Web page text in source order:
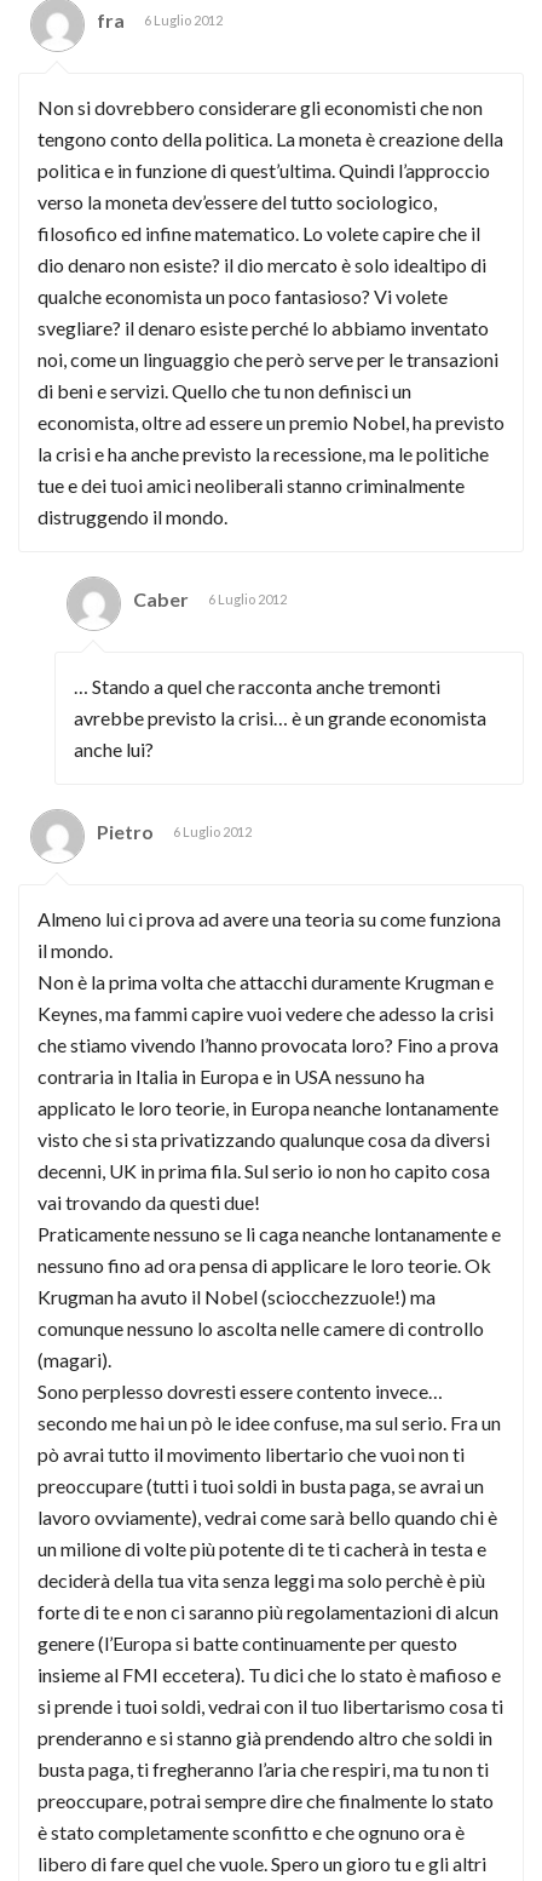
fra 6 Luglio 2012
Non si dovrebbero considerare gli economisti che non
tengono conto della politica. La moneta è creazione della
politica e in funzione di quest’ultima. Quindi l’approccio
verso la moneta dev’essere del tutto sociologico,
filosofico ed infine matematico. Lo volete capire che il
dio denaro non esiste? il dio mercato è solo idealtipo di
qualche economista un poco fantasioso? Vi volete
svegliare? il denaro esiste perché lo abbiamo inventato
noi, come un linguaggio che però serve per le transazioni
di beni e servizi. Quello che tu non definisci un
economista, oltre ad essere un premio Nobel, ha previsto
la crisi e ha anche previsto la recessione, ma le politiche
tue e dei tuoi amici neoliberali stanno criminalmente
distruggendo il mondo.
Caber 6 Luglio 2012
… Stando a quel che racconta anche tremonti
avrebbe previsto la crisi… è un grande economista
anche lui?
Pietro 6 Luglio 2012
Almeno lui ci prova ad avere una teoria su come funziona
il mondo.
Non è la prima volta che attacchi duramente Krugman e
Keynes, ma fammi capire vuoi vedere che adesso la crisi
che stiamo vivendo l’hanno provocata loro? Fino a prova
contraria in Italia in Europa e in USA nessuno ha
applicato le loro teorie, in Europa neanche lontanamente
visto che si sta privatizzando qualunque cosa da diversi
decenni, UK in prima fila. Sul serio io non ho capito cosa
vai trovando da questi due!
Praticamente nessuno se li caga neanche lontanamente e
nessuno fino ad ora pensa di applicare le loro teorie. Ok
Krugman ha avuto il Nobel (sciocchezzuole!) ma
comunque nessuno lo ascolta nelle camere di controllo
(magari).
Sono perplesso dovresti essere contento invece…
secondo me hai un pò le idee confuse, ma sul serio. Fra un
pò avrai tutto il movimento libertario che vuoi non ti
preoccupare (tutti i tuoi soldi in busta paga, se avrai un
lavoro ovviamente), vedrai come sarà bello quando chi è
un milione di volte più potente di te ti cacherà in testa e
deciderà della tua vita senza leggi ma solo perchè è più
forte di te e non ci saranno più regolamentazioni di alcun
genere (l’Europa si batte continuamente per questo
insieme al FMI eccetera). Tu dici che lo stato è mafioso e
si prende i tuoi soldi, vedrai con il tuo libertarismo cosa ti
prenderanno e si stanno già prendendo altro che soldi in
busta paga, ti fregheranno l’aria che respiri, ma tu non ti
preoccupare, potrai sempre dire che finalmente lo stato
è stato completamente sconfitto e che ognuno ora è
libero di fare quel che vuole. Spero un gioro tu e gli altri